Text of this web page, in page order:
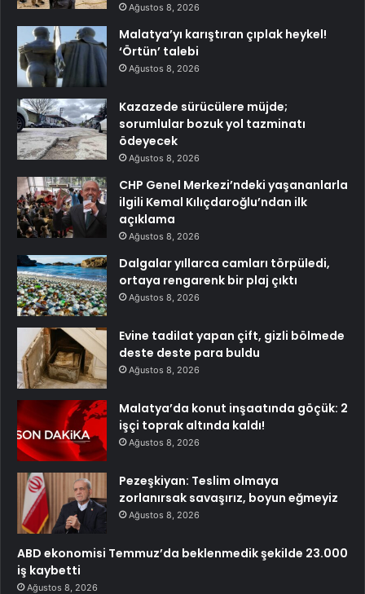
Ağustos 8, 2026
Malatya’yı karıştıran çıplak heykel!
‘Örtün’ talebi
Ağustos 8, 2026
Kazazede sürücülere müjde;
sorumlular bozuk yol tazminatı
ödeyecek
Ağustos 8, 2026
CHP Genel Merkezi’ndeki yaşananlarla
ilgili Kemal Kılıçdaroğlu’ndan ilk
açıklama
Ağustos 8, 2026
Dalgalar yıllarca camları törpüledi,
ortaya rengarenk bir plaj çıktı
Ağustos 8, 2026
Evine tadilat yapan çift, gizli bölmede
deste deste para buldu
Ağustos 8, 2026
Malatya’da konut inşaatında göçük: 2
işçi toprak altında kaldı!
Ağustos 8, 2026
Pezeşkiyan: Teslim olmaya
zorlanırsak savaşırız, boyun eğmeyiz
Ağustos 8, 2026
ABD ekonomisi Temmuz’da beklenmedik şekilde 23.000
iş kaybetti
Ağustos 8, 2026